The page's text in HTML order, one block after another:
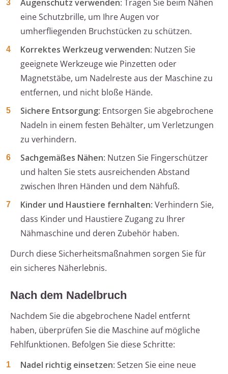
Augenschutz verwenden: Tragen Sie beim Nähen
eine Schutzbrille, um Ihre Augen vor
umherfliegenden Bruchstücken zu schützen.
Korrektes Werkzeug verwenden: Nutzen Sie
geeignete Werkzeuge wie Pinzetten oder
Magnetstäbe, um Nadelreste aus der Maschine zu
entfernen, und nicht bloße Hände.
Sichere Entsorgung: Entsorgen Sie abgebrochene
Nadeln in einem festen Behälter, um Verletzungen
zu verhindern.
Sachgemäßes Nähen: Nutzen Sie Fingerschützer
und halten Sie stets ausreichenden Abstand
zwischen Ihren Händen und dem Nähfuß.
Kinder und Haustiere fernhalten: Verhindern Sie,
dass Kinder und Haustiere Zugang zu Ihrer
Nähmaschine und deren Zubehör haben.
Durch diese Sicherheitsmaßnahmen sorgen Sie für
ein sicheres Näherlebnis.
Nach dem Nadelbruch
Nachdem Sie die abgebrochene Nadel entfernt
haben, überprüfen Sie die Maschine auf mögliche
Fehlfunktionen. Befolgen Sie diese Schritte:
Nadel richtig einsetzen: Setzen Sie eine neue